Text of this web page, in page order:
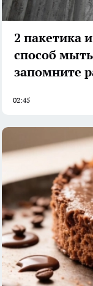
2 пакетика
способ
запомните
02:45